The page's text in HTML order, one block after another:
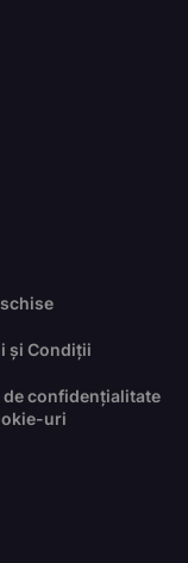
și Condiții
de confidențialitate
uri